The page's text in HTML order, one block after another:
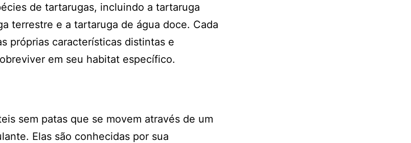
de tartarugas, incluindo a tartaruga
terrestre e a tartaruga de água doce. Cada
próprias características distintas e
em seu habitat específico.
sem patas que se movem através de um
Elas são conhecidas por sua